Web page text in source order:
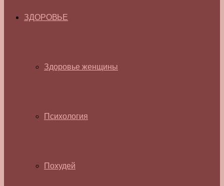
ЗДОРОВЬЕ
Здоровье женщины
Психология
Похудей